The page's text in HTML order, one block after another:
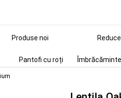
Produse noi
Pantofi cu roți Îmbrăcăminte